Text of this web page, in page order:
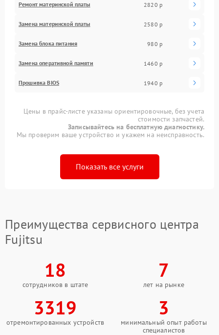
Ремонт материнской платы 2820 р
Замена материнской платы 2580 р
Замена блока питания 980 р
Замена оперативной памяти 1460 р
Прошивка BIOS 1940 р
Цены в прайс-листе указаны ориентировочные, без учета
стоимости запчастей.
Записывайтесь на бесплатную диагностику.
Мы проверим ваше устройство и укажем на неисправность.
Показать все услуги
Преимущества сервисного центра
Fujitsu
18
сотрудников в штате
7
лет на рынке
3319
отремонтированных устройств
3
минимальный опыт работы
специалистов